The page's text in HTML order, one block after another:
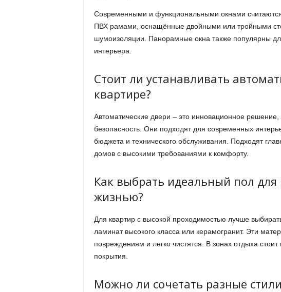
Современными и функциональными окнами
ПВХ рамами, оснащённые двойными или тройными
шумоизоляции. Панорамные окна также популярны
интерьера.
Стоит ли устанавливать
квартире?
Автоматические двери – это инновационное
безопасность. Они подходят для современных
бюджета и технического обслуживания. Подходят
домов с высокими требованиями к комфорту.
Как выбрать идеальный пол для
жизнью?
Для квартир с высокой проходимостью лучше
ламинат высокого класса или керамогранит. Эти
повреждениям и легко чистятся. В зонах отдыха
покрытия.
Можно ли сочетать разные